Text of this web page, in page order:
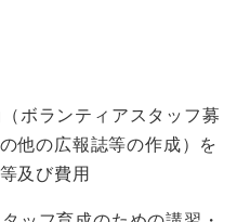
ボランティアスタッフ募
他の広報誌等の作成）を
及び費用